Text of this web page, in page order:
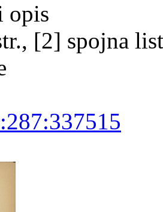
opis
[2] spojna